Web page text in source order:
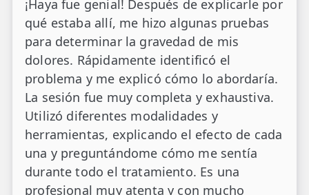
¡Haya fue genial! Después de explicarle por
qué estaba allí, me hizo algunas pruebas
para determinar la gravedad de mis
dolores. Rápidamente identificó el
problema y me explicó cómo lo abordaría.
La sesión fue muy completa y exhaustiva.
Utilizó diferentes modalidades y
herramientas, explicando el efecto de cada
una y preguntándome cómo me sentía
durante todo el tratamiento. Es una
profesional muy atenta y con mucho